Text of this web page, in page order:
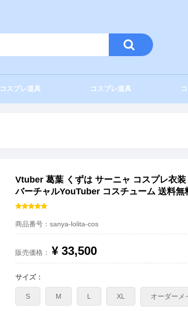
コスプレ道具 コスプレ道具
Vtuber 葛葉 くずは サーニャ コスプレ衣
バーチャルYouTuber コスチューム 送料無
商品番号：sanya-lolita-cos
販売価格： ¥ 33,500
サイズ：
S M L XL オーダーメ